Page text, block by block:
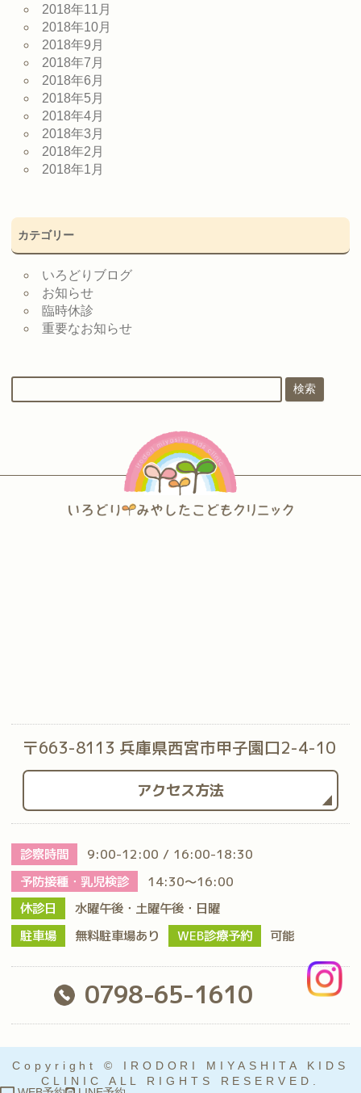
2018年11月
2018年10月
2018年9月
2018年7月
2018年6月
2018年5月
2018年4月
2018年3月
2018年2月
2018年1月
カテゴリー
いろどりブログ
お知らせ
臨時休診
重要なお知らせ
〒663-8113 兵庫県西宮市甲子園口2-4-10
アクセス方法
診察時間
9:00-12:00 / 16:00-18:30
予防接種・乳児検診
14:30～16:00
休診日
水曜午後・土曜午後・日曜
駐車場
無料駐車場あり WEB診療予約 可能
0798-65-1610
Copyright © IRODORI MIYASHITA KIDS
CLINIC ALL RIGHTS RESERVED.